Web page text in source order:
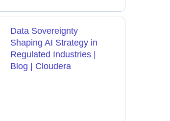
Data Sovereignty
Shaping AI Strategy in
Regulated Industries |
Blog | Cloudera